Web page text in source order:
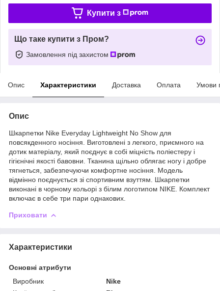
Купити з
Що таке купити з Пром?
Замовлення під захистом
Опис Характеристики Доставка Оплата Умови
Опис
Шкарпетки Nike Everyday Lightweight No Show для
повсякденного носіння. Виготовлені з легкого, приємного на
дотик матеріалу, який поєднує в собі міцність поліестеру і
гігієнічні якості бавовни. Тканина щільно облягає ногу і добре
тягнеться, забезпечуючи комфортне носіння. Модель
відмінно поєднується зі спортивним взуттям. Шкарпетки
виконані в чорному кольорі з білим логотипом NIKE. Комплект
включає в себе три пари однакових.
Приховати
Характеристики
Основні атрибути
Виробник
Nike